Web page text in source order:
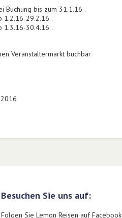
Buchung bis zum 31.1.16 .
1.2.16-29.2.16 .
1.3.16-30.4.16 .
Veranstaltermarkt buchbar
Besuchen Sie uns auf:
Folgen Sie Lemon Reisen auf Facebook